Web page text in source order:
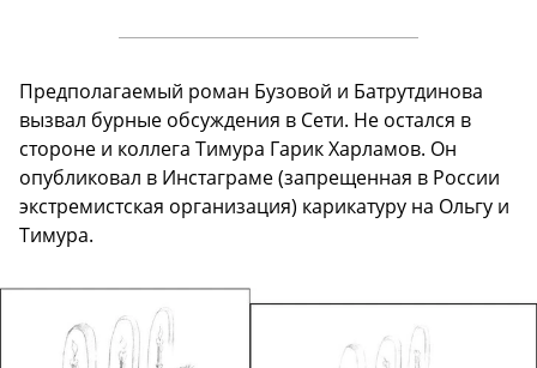
Предполагаемый роман Бузовой и Батрутдинова
вызвал бурные обсуждения в Сети. Не остался в
стороне и коллега Тимура Гарик Харламов. Он
опубликовал в Инстаграме (запрещенная в России
экстремистская организация) карикатуру на Ольгу и
Тимура.